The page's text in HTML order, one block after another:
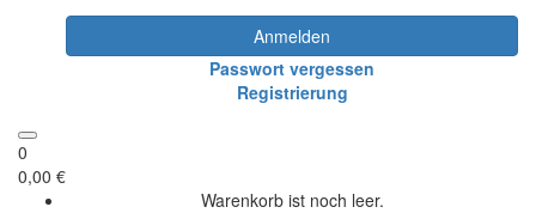
Anmelden
Passwort vergessen
Registrierung
0
0,00 €
Warenkorb ist noch leer.